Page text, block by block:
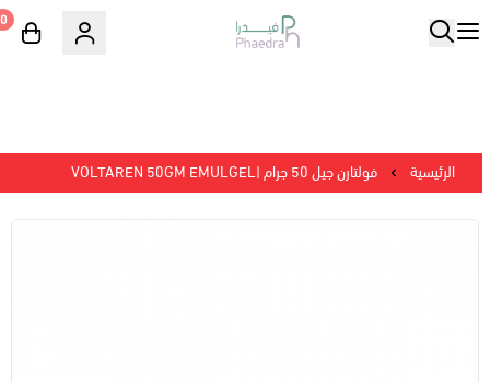
0
الرئيسية فولتارن جيل 50 جرام |VOLTAREN 50GM EMULGEL